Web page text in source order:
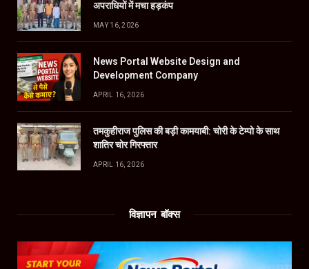
अपराधियों में मचा हड़कंप
MAY 16, 2026
News Portal Website Design and
Development Company
APRIL 16, 2026
तमकुहीराज पुलिस की बड़ी कामयाबी: चोरी के टेम्पो के साथ
शातिर चोर गिरफ्तार
APRIL 16, 2026
विज्ञापन बॉक्स